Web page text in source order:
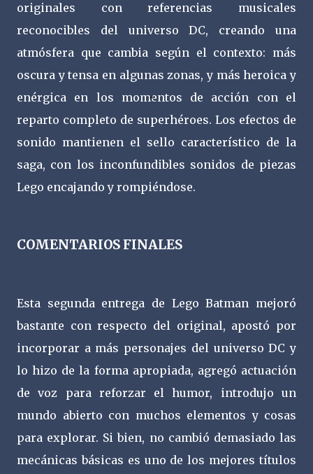
originales con referencias musicales
reconocibles del universo DC, creando una
atmósfera que cambia según el contexto: más
oscura y tensa en algunas zonas, y más heroica y
enérgica en los momentos de acción con el
reparto completo de superhéroes. Los efectos de
sonido mantienen el sello característico de la
saga, con los inconfundibles sonidos de piezas
Lego encajando y rompiéndose.
COMENTARIOS FINALES
Esta segunda entrega de Lego Batman mejoró
bastante con respecto del original, apostó por
incorporar a más personajes del universo DC y
lo hizo de la forma apropiada, agregó actuación
de voz para reforzar el humor, introdujo un
mundo abierto con muchos elementos y cosas
para explorar. Si bien, no cambió demasiado las
mecánicas básicas es uno de los mejores títulos